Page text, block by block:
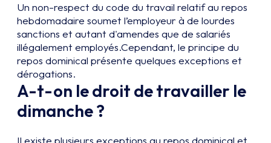
Un non-respect du code du travail relatif au repos
hebdomadaire soumet l’employeur à de lourdes
sanctions et autant d'amendes que de salariés
illégalement employés.Cependant, le principe du
repos dominical présente quelques exceptions et
dérogations.
A-t-on le droit de travailler le
dimanche ?